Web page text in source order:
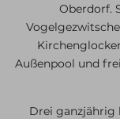
Oberdorf.
Außenpool und
Drei ganzjährig